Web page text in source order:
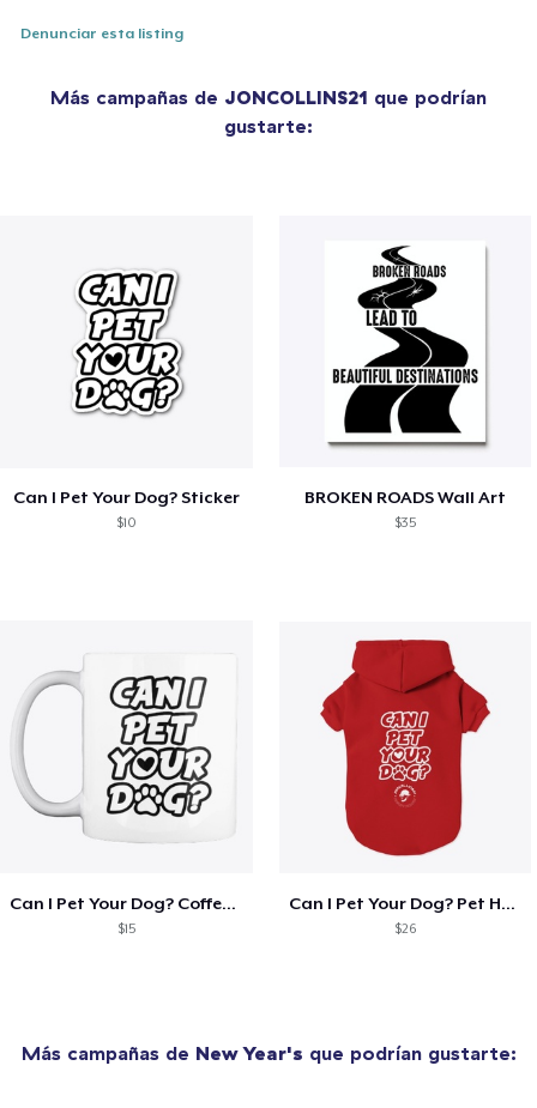
Denunciar esta listing
Más campañas de JONCOLLINS21 que podrían
gustarte:
Can I Pet Your Dog? Sticker
$10
BROKEN ROADS Wall Art
$35
Can I Pet Your Dog? Coffee Mug
$15
Can I Pet Your Dog? Pet Hoodie
$26
Más campañas de New Year's que podrían gustarte: